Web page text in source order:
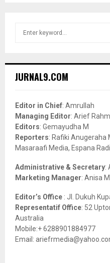
h
o
r
:
JURNAL9.COM
Editor in Chief: Amrullah
Managing Editor: Arief
Editors: Gemayudha M
Reporters: Rafiki Anugeraha
Masaraafi Media, Espana
Administrative & Secretary:
Marketing Manager: Anisa
Editor’s Office : Jl. Dukuh
Representatif Office: 52
Australia
Mobile:+ 6288901884977
Email: